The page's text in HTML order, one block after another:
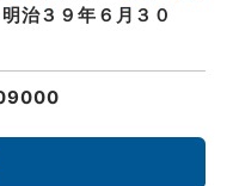
治３９年６月３０